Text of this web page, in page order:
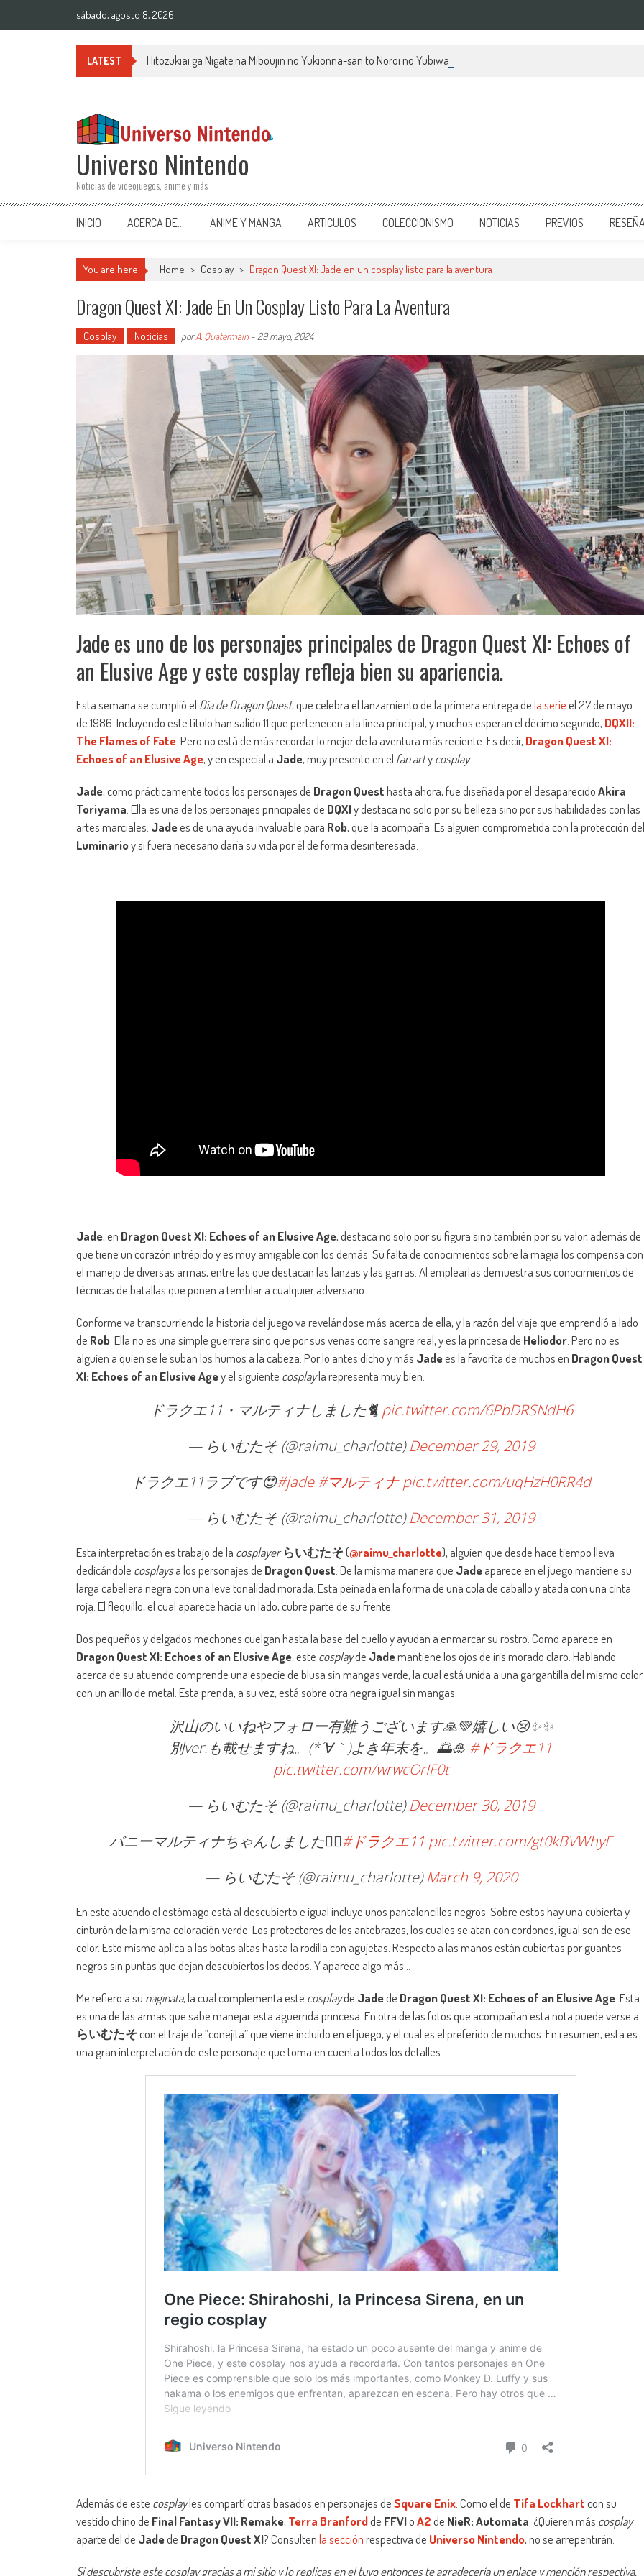
sábado, agosto 8, 2026
LATEST Hitozukiai ga Nigate na Miboujin no Yukionna-san to Noroi no Yubiwa, su mes de estreno y avances
Universo Nintendo
Noticias de videojuegos, anime y más
INICIO ACERCA DE… ANIME Y MANGA ARTICULOS COLECCIONISMO NOTICIAS PREVIOS
You are here Home > Cosplay > Dragon Quest XI: Jade en un cosplay listo para la aventura
Dragon Quest XI: Jade En Un Cosplay Listo Para La Aventura
Cosplay Noticias porA. Quatermain - 29 mayo, 2024
Jade es uno de los personajes principales de Dragon Quest XI: Echoes of
an Elusive Age y este cosplay refleja bien su apariencia.
Esta semana se cumplió el Día de Dragon Quest, que celebra el lanzamiento de la primera entrega dela serieel 27 de mayo
de 1986. Incluyendo este título han salido 11 que pertenecen a la línea principal, y muchos esperan el décimo segundo, DQXII:
The Flames of Fate. Pero no está de más recordar lo mejor de la aventura más reciente. Es decir, Dragon Quest XI:
Echoes of an Elusive Age, y en especial a Jade, muy presente en el fan artycosplay.
Jade, como prácticamente todos los personajes de Dragon Questhasta ahora, fue diseñada por el desaparecidoAkira
Toriyama. Ella es una de los personajes principales de DQXIy destaca no solo por su belleza sino por sus habilidades con las
artes marciales. Jadees de una ayuda invaluable para Rob, que la acompaña. Es alguien comprometida con la protección del
Luminarioy si fuera necesario daría su vida por él de forma desinteresada.
Jade, en Dragon Quest XI: Echoes of an Elusive Age, destaca no solo por su figura sino también por su valor, además de
que tiene un corazón intrépido y es muy amigable con los demás. Su falta de conocimientos sobre la magia los compensa con
el manejo de diversas armas, entre las que destacan las lanzas y las garras. Al emplearlas demuestra sus conocimientos de
técnicas de batallas que ponen a temblar a cualquier adversario.
Conforme va transcurriendo la historia del juego va revelándose más acerca de ella, y la razón del viaje que emprendió a lado
de Rob. Ella no es una simple guerrera sino que por sus venas corre sangre real, y es la princesa de Heliodor. Pero no es
alguien a quien se le suban los humos a la cabeza. Por lo antes dicho y más Jadees la favorita de muchos en Dragon Quest
XI: Echoes of an Elusive Agey el siguiente cosplayla representa muy bien.
ドラクエ11・マルティナしました🐈pic.twitter.com/6PbDRSNdH6
— らいむたそ (@raimu_charlotte)December 29, 2019
ドラクエ11ラブです😍#jade #マルティナ pic.twitter.com/uqHzH0RR4d
— らいむたそ (@raimu_charlotte)December 31, 2019
Esta interpretación es trabajo de la cosplayer らいむたそ(@raimu_charlotte), alguien que desde hace tiempo lleva
dedicándole cosplaysa los personajes de Dragon Quest. De la misma manera que Jadeaparece en el juego mantiene su
larga cabellera negra con una leve tonalidad morada. Esta peinada en la forma de una cola de caballo y atada con una cinta
roja. El flequillo, el cual aparece hacia un lado, cubre parte de su frente.
Dos pequeños y delgados mechones cuelgan hasta la base del cuello y ayudan a enmarcar su rostro. Como aparece en
Dragon Quest XI: Echoes of an Elusive Age, este cosplayde Jademantiene los ojos de iris morado claro. Hablando
acerca de su atuendo comprende una especie de blusa sin mangas verde, la cual está unida a una gargantilla del mismo color
con un anillo de metal. Esta prenda, a su vez, está sobre otra negra igual sin mangas.
沢山のいいねやフォロー有難うございます🙏💚嬉しい😢✨✨
別ver.も載せますね。(*´∀｀)よき年末を。🌅🎍 #ドラクエ11
pic.twitter.com/wrwcOrIF0t
— らいむたそ (@raimu_charlotte)December 30, 2019
バニーマルティナちゃんしました👯‍♀️#ドラクエ11 pic.twitter.com/gt0kBVWhyE
— らいむたそ (@raimu_charlotte)March 9, 2020
En este atuendo el estómago está al descubierto e igual incluye unos pantaloncillos negros. Sobre estos hay una cubierta y
cinturón de la misma coloración verde. Los protectores de los antebrazos, los cuales se atan con cordones, igual son de ese
color. Esto mismo aplica a las botas altas hasta la rodilla con agujetas. Respecto a las manos están cubiertas por guantes
negros sin puntas que dejan descubiertos los dedos. Y aparece algo más…
Me refiero a su naginata, la cual complementa este cosplayde Jadede Dragon Quest XI: Echoes of an Elusive Age. Esta
es una de las armas que sabe manejar esta aguerrida princesa. En otra de las fotos que acompañan esta nota puede verse a
らいむたそcon el traje de “conejita” que viene incluido en el juego, y el cual es el preferido de muchos. En resumen, esta es
una gran interpretación de este personaje que toma en cuenta todos los detalles.
Además de este cosplayles compartí otras basados en personajes deSquare Enix. Como el de Tifa Lockhartcon su
vestido chino de Final Fantasy VII: Remake, Terra Branfordde FFVIoA2de NieR: Automata. ¿Quieren más cosplay
aparte del de Jadede Dragon Quest XI? Consultenla secciónrespectiva de Universo Nintendo, no se arrepentirán.
Si descubriste este cosplay gracias a mi sitio y lo replicas en el tuyo entonces te agradecería un enlace y mención respectiva.